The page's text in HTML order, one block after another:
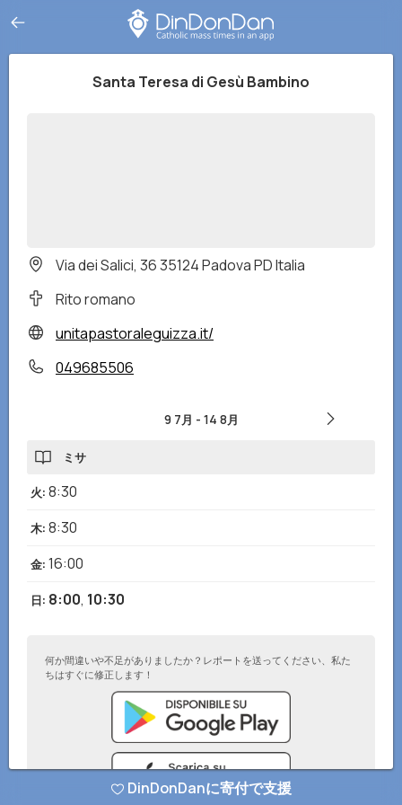
Santa Teresa di Gesù Bambino
Via dei Salici, 36 35124 Padova PD Italia
Rito romano
unitapastoraleguizza.it/
049685506
9 7月 - 14 8月
ミサ
火: 8:30
木: 8:30
金: 16:00
日: 8:00, 10:30
何か間違いや不足がありましたか？レポートを送ってください、私た
ちはすぐに修正します！
DinDonDanに寄付で支援